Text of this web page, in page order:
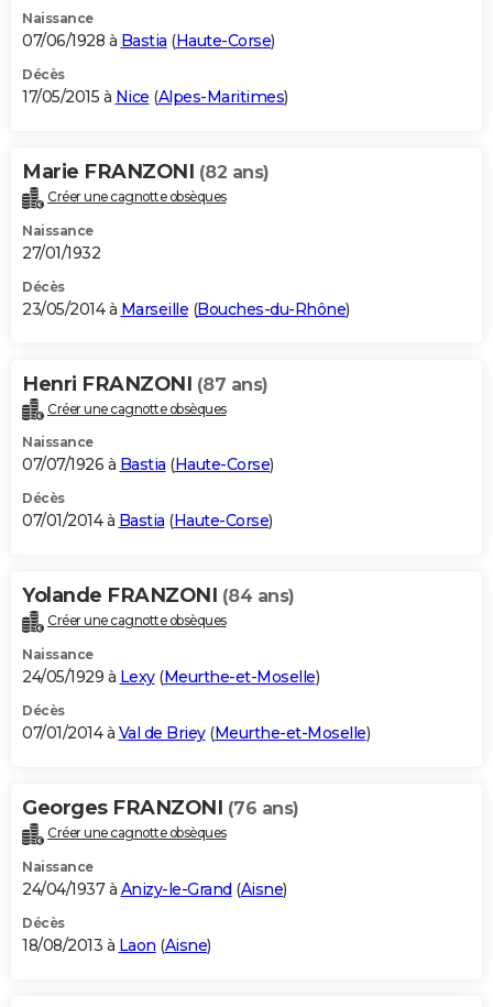
Naissance
07/06/1928 à Bastia (Haute-Corse)
Décès
17/05/2015 à Nice (Alpes-Maritimes)
Marie FRANZONI (82 ans)
Créer une cagnotte obsèques
Naissance
27/01/1932
Décès
23/05/2014 à Marseille (Bouches-du-Rhône)
Henri FRANZONI (87 ans)
Créer une cagnotte obsèques
Naissance
07/07/1926 à Bastia (Haute-Corse)
Décès
07/01/2014 à Bastia (Haute-Corse)
Yolande FRANZONI (84 ans)
Créer une cagnotte obsèques
Naissance
24/05/1929 à Lexy(Meurthe-et-Moselle)
Décès
07/01/2014 à Val de Briey(Meurthe-et-Moselle)
Georges FRANZONI (76 ans)
Créer une cagnotte obsèques
Naissance
24/04/1937 à Anizy-le-Grand (Aisne)
Décès
18/08/2013 à Laon (Aisne)